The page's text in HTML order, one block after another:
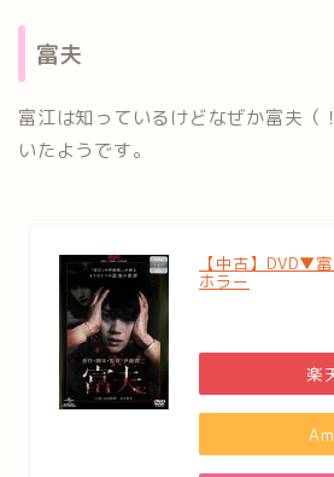
富夫
富江は知っているけどなぜか富夫（
いたようです。
【中古】DVD▼
ホラー
楽